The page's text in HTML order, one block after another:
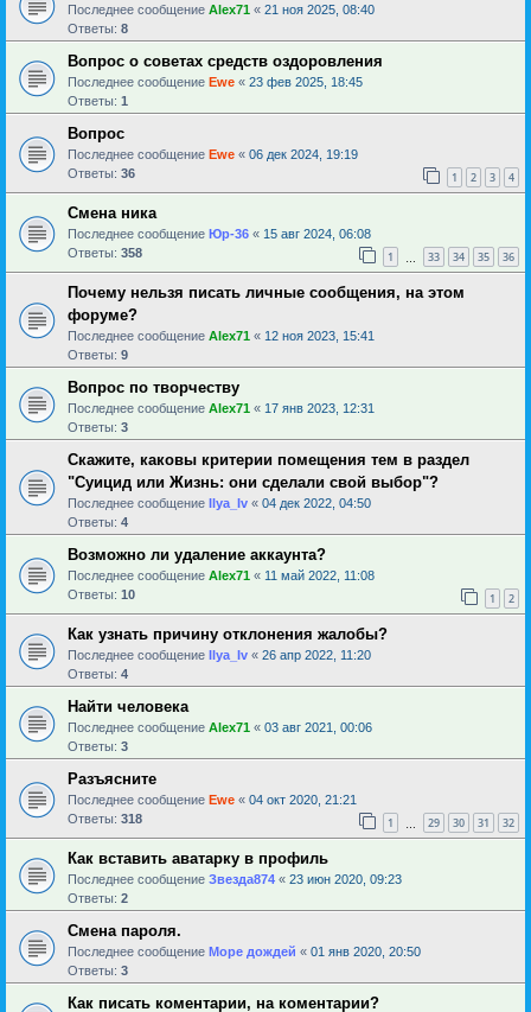
Последнее сообщение Alex71 « 21 ноя 2025, 08:40
Ответы: 8
Вопрос о советах средств оздоровления
Последнее сообщение Ewe « 23 фев 2025, 18:45
Ответы: 1
Вопрос
Последнее сообщение Ewe « 06 дек 2024, 19:19
Ответы: 36 1 2 3 4
Смена ника
Последнее сообщение Юр-36 « 15 авг 2024, 06:08
Ответы: 358 1 33 34 35 36
Почему нельзя писать личные сообщения, на этом
форуме?
Последнее сообщение Alex71 « 12 ноя 2023, 15:41
Ответы: 9
Вопрос по творчеству
Последнее сообщение Alex71 « 17 янв 2023, 12:31
Ответы: 3
Скажите, каковы критерии помещения тем в раздел
"Суицид или Жизнь: они сделали свой выбор"?
Последнее сообщение Ilya_Iv « 04 дек 2022, 04:50
Ответы: 4
Возможно ли удаление аккаунта?
Последнее сообщение Alex71 « 11 май 2022, 11:08
Ответы: 10 1 2
Как узнать причину отклонения жалобы?
Последнее сообщение Ilya_Iv « 26 апр 2022, 11:20
Ответы: 4
Найти человека
Последнее сообщение Alex71 « 03 авг 2021, 00:06
Ответы: 3
Разъясните
Последнее сообщение Ewe « 04 окт 2020, 21:21
Ответы: 318 1 29 30 31 32
Как вставить аватарку в профиль
Последнее сообщение Звезда874 « 23 июн 2020, 09:23
Ответы: 2
Смена пароля.
Последнее сообщение Море дождей « 01 янв 2020, 20:50
Ответы: 3
Как писать коментарии, на коментарии?